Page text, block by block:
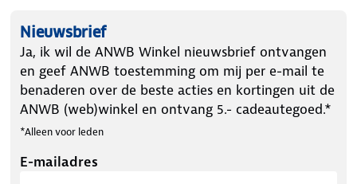
Nieuwsbrief
Ja, ik wil de ANWB Winkel nieuwsbrief ontvangen
en geef ANWB toestemming om mij per e-mail te
benaderen over de beste acties en kortingen uit de
ANWB (web)winkel en ontvang 5.- cadeautegoed.*
*Alleen voor leden
E-mailadres